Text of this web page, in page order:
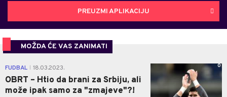
PREUZMI APLIKACIJU
MOŽDA ĆE VAS ZANIMATI
FUDBAL 18.03.2023.
OBRT – Htio da brani za Srbiju, ali
može ipak samo za "zmajeve"?!
0